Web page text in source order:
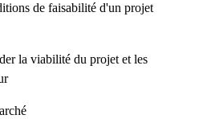
de faisabilité d'un projet
la viabilité du projet et les